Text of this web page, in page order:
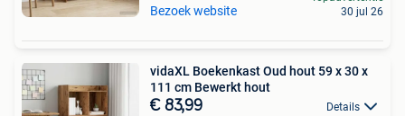
Bezoek website
30 jul 26
vidaXL Boekenkast Oud hout 59 x 30 x
111 cm Bewerkt hout
€ 83,99 Details